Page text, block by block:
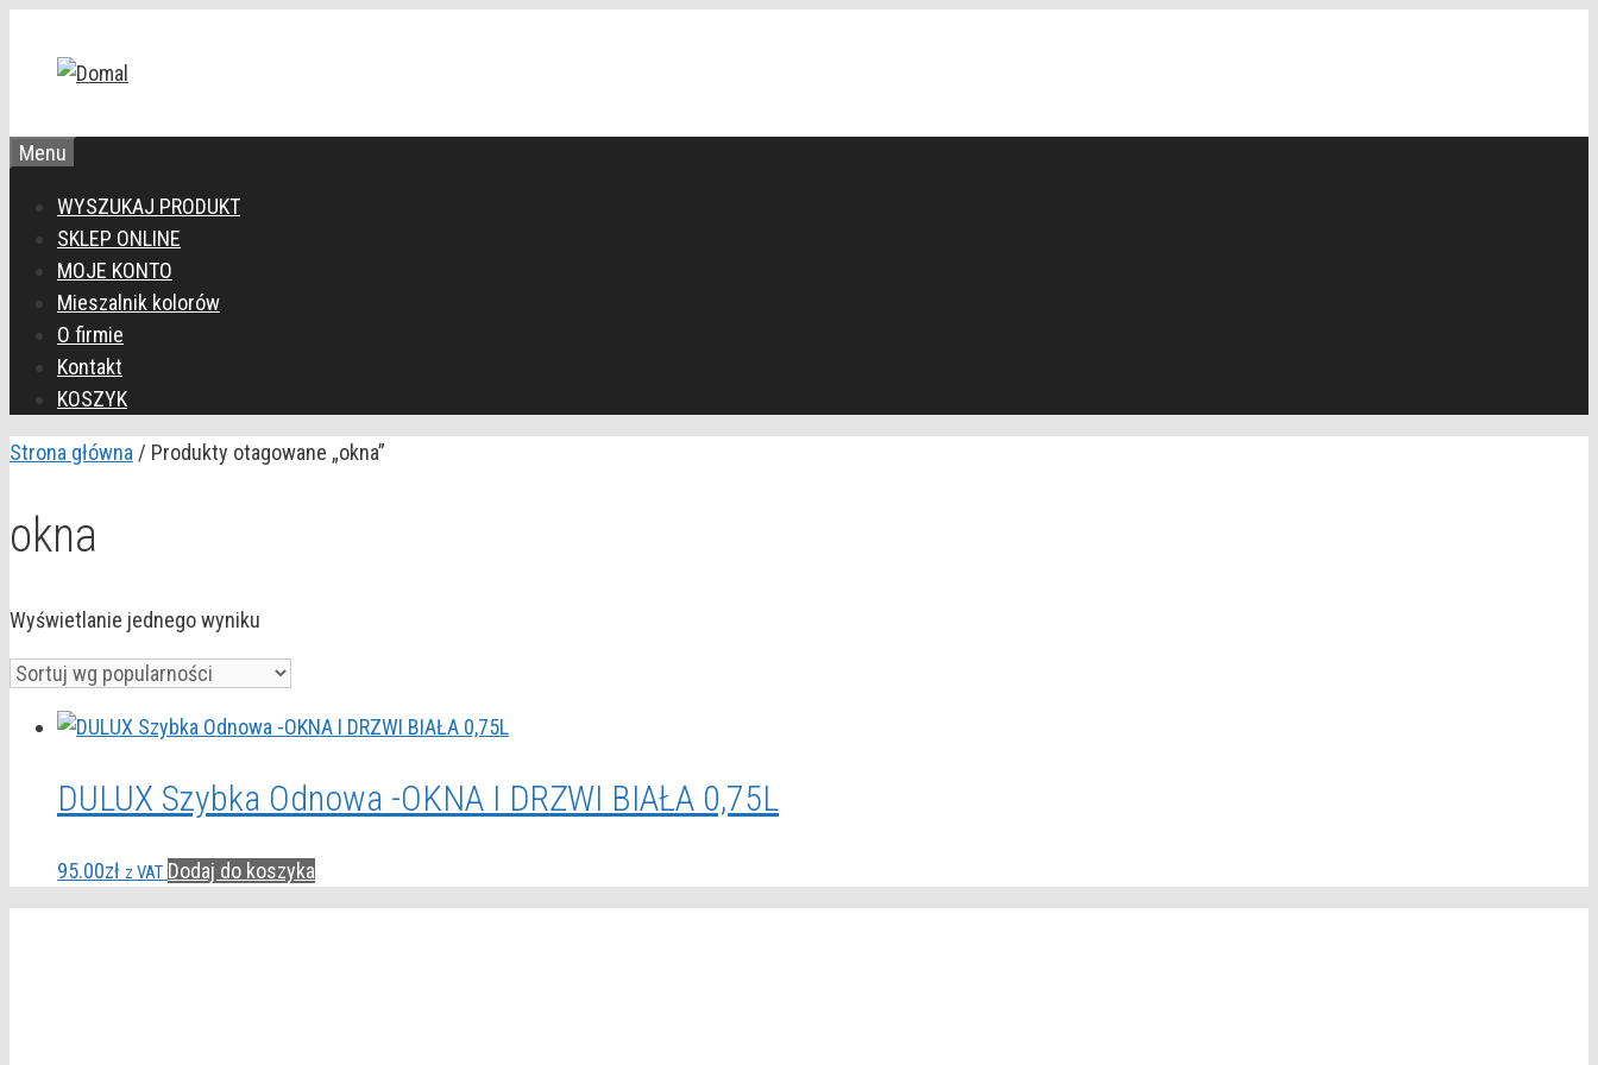
Menu
WYSZUKAJ PRODUKT
SKLEP ONLINE
MOJE KONTO
Mieszalnik kolorów
O firmie
Kontakt
KOSZYK
Strona główna / Produkty otagowane „okna”
okna
Wyświetlanie jednego wyniku
DULUX Szybka Odnowa -OKNA I DRZWI BIAŁA 0,75L
95.00zł z VAT Dodaj do koszyka